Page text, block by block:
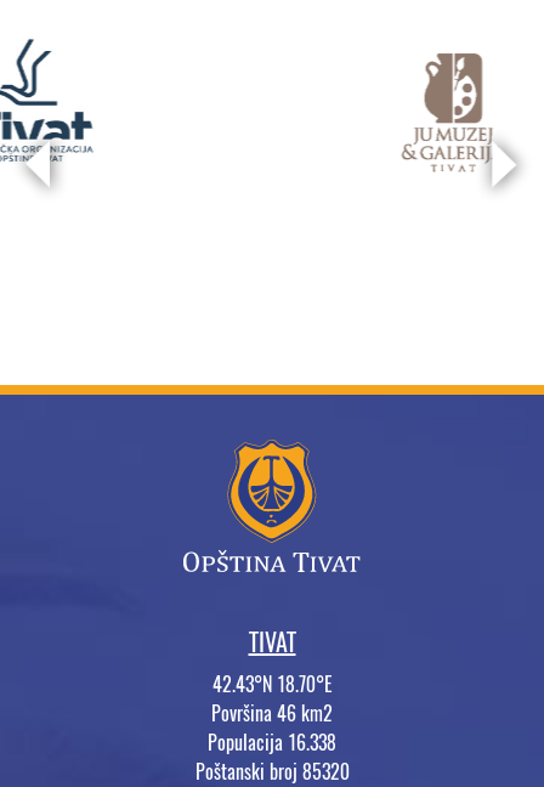
TIVAT
42.43°N 18.70°E
Površina 46 km2
Populacija 16.338
Poštanski broj 85320